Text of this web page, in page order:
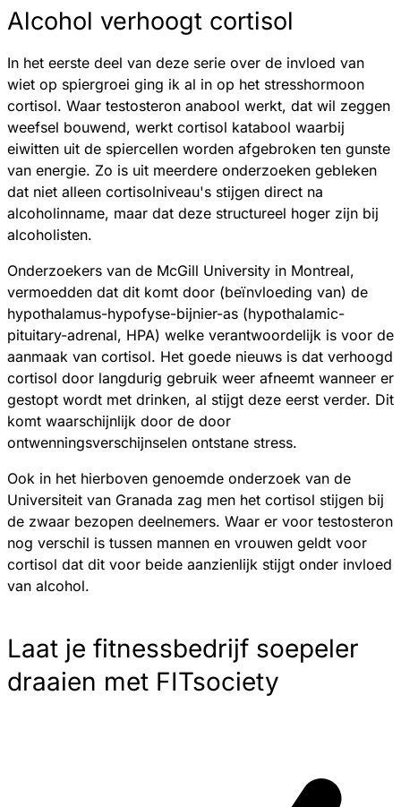
Alcohol verhoogt cortisol
In het eerste deel van deze serie over de invloed van
wiet op spiergroei ging ik al in op het stresshormoon
cortisol. Waar testosteron anabool werkt, dat wil zeggen
weefsel bouwend, werkt cortisol katabool waarbij
eiwitten uit de spiercellen worden afgebroken ten gunste
van energie. Zo is uit meerdere onderzoeken gebleken
dat niet alleen cortisolniveau's stijgen direct na
alcoholinname, maar dat deze structureel hoger zijn bij
alcoholisten.
Onderzoekers van de McGill University in Montreal,
vermoedden dat dit komt door (beïnvloeding van) de
hypothalamus-hypofyse-bijnier-as (hypothalamic-
pituitary-adrenal, HPA) welke verantwoordelijk is voor de
aanmaak van cortisol. Het goede nieuws is dat verhoogd
cortisol door langdurig gebruik weer afneemt wanneer er
gestopt wordt met drinken, al stijgt deze eerst verder. Dit
komt waarschijnlijk door de door
ontwenningsverschijnselen ontstane stress.
Ook in het hierboven genoemde onderzoek van de
Universiteit van Granada zag men het cortisol stijgen bij
de zwaar bezopen deelnemers. Waar er voor testosteron
nog verschil is tussen mannen en vrouwen geldt voor
cortisol dat dit voor beide aanzienlijk stijgt onder invloed
van alcohol.
Laat je fitnessbedrijf soepeler
draaien met FITsociety